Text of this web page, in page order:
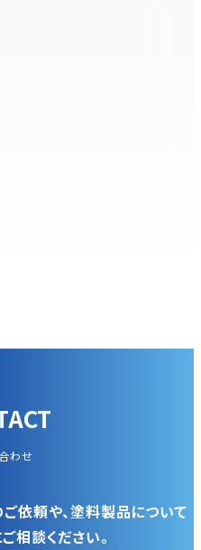
わせ
依頼や、塗料製品について
相談ください。